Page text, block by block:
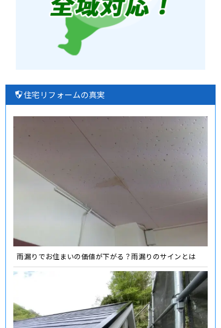
住宅リフォームの真実
雨漏りでお住まいの価値が下がる？雨漏りのサインとは